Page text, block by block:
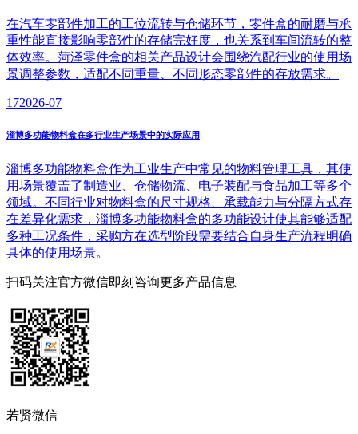
在汽车零部件加工的工位流转与仓储环节，零件盒的耐磨与承
重性能直接影响零部件的存储完好度，也关系到车间流转的整
体效率。菏泽零件盒的相关产品设计会围绕汽配行业的使用场
景调整参数，适配不同重量、不同形态零部件的存放需求。
172026-07
淄博多功能物料盒在多行业生产场景中的实际应用
淄博多功能物料盒作为工业生产中常见的物料管理工具，其使
用场景覆盖了制造业、仓储物流、电子装配与食品加工等多个
领域。不同行业对物料盒的尺寸规格、承载能力与分隔方式存
在差异化需求，淄博多功能物料盒的多功能设计使其能够适配
多种工况条件，采购方在选型阶段需要结合自身生产流程明确
具体的使用场景。
扫码关注官方微信即刻咨询更多产品信息
若贤微信